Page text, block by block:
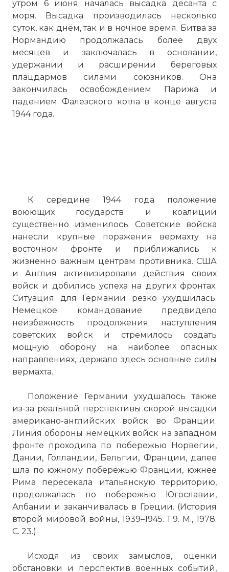
утром 6 июня началась высадка десанта с
моря. Высадка производилась несколько
суток, как днём, так и в ночное время. Битва за
Нормандию продолжалась более двух
месяцев и заключалась в основании,
удержании и расширении береговых
плацдармов силами союзников. Она
закончилась освобождением Парижа и
падением Фалезского котла в конце августа
1944 года.
К середине 1944 года положение
воюющих государств и коалиции
существенно изменилось. Советские войска
нанесли крупные поражения вермахту на
восточном фронте и приближались к
жизненно важным центрам противника. США
и Англия активизировали действия своих
войск и добились успеха на других фронтах.
Ситуация для Германии резко ухудшилась.
Немецкое командование предвидело
неизбежность продолжения наступления
советских войск и стремилось создать
мощную оборону на наиболее опасных
направлениях, держало здесь основные силы
вермахта.
Положение Германии ухудшалось также
из-за реальной перспективы скорой высадки
американо-английских войск во Франции.
Линия обороны немецких войск на западном
фронте проходила по побережью Норвегии,
Дании, Голландии, Бельгии, Франции, далее
шла по южному побережью Франции, южнее
Рима пересекала итальянскую территорию,
продолжалась по побережью Югославии,
Албании и заканчивалась в Греции. (История
второй мировой войны, 1939–1945. Т.9. М., 1978.
С. 23.)
Исходя из своих замыслов, оценки
обстановки и перспектив военных событий,